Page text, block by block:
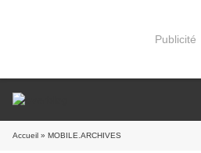
Publicité
Accueil » MOBILE.ARCHIVES